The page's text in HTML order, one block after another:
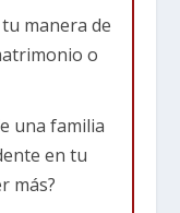
que sólo
familias de
a nuestros
manera de
o
una familia
en tu
más?